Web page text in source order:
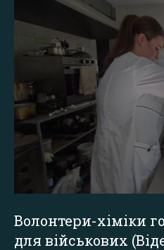
Волонтери-хіміки
для військових